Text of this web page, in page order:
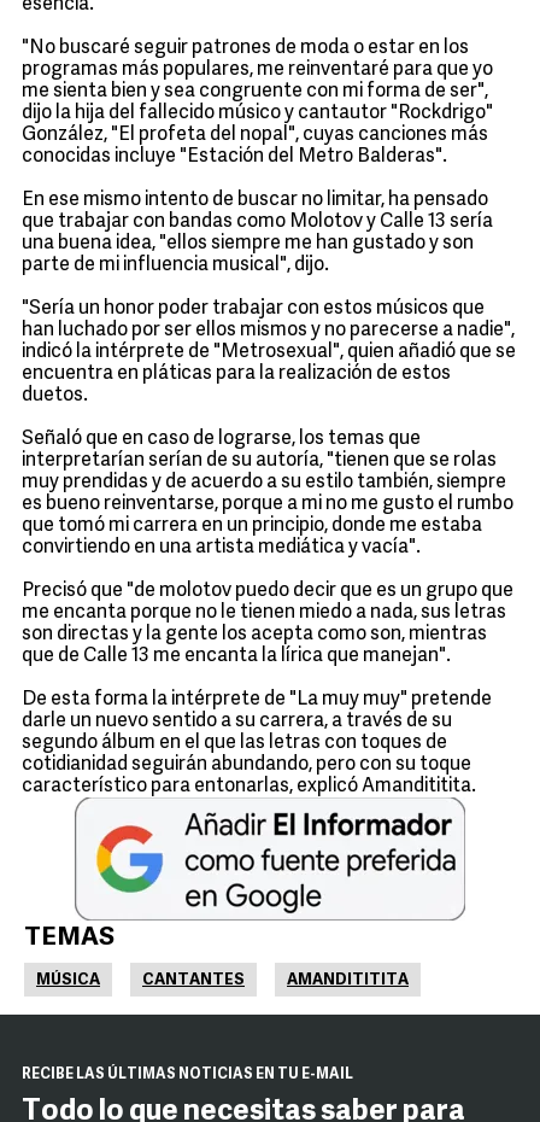
esencia.
"No buscaré seguir patrones de moda o estar en los
programas más populares, me reinventaré para que yo
me sienta bien y sea congruente con mi forma de ser",
dijo la hija del fallecido músico y cantautor "Rockdrigo"
González, "El profeta del nopal", cuyas canciones más
conocidas incluye "Estación del Metro Balderas".
En ese mismo intento de buscar no limitar, ha pensado
que trabajar con bandas como Molotov y Calle 13 sería
una buena idea, "ellos siempre me han gustado y son
parte de mi influencia musical", dijo.
"Sería un honor poder trabajar con estos músicos que
han luchado por ser ellos mismos y no parecerse a nadie",
indicó la intérprete de "Metrosexual", quien añadió que se
encuentra en pláticas para la realización de estos
duetos.
Señaló que en caso de lograrse, los temas que
interpretarían serían de su autoría, "tienen que se rolas
muy prendidas y de acuerdo a su estilo también, siempre
es bueno reinventarse, porque a mi no me gusto el rumbo
que tomó mi carrera en un principio, donde me estaba
convirtiendo en una artista mediática y vacía".
Precisó que "de molotov puedo decir que es un grupo que
me encanta porque no le tienen miedo a nada, sus letras
son directas y la gente los acepta como son, mientras
que de Calle 13 me encanta la lírica que manejan".
De esta forma la intérprete de "La muy muy" pretende
darle un nuevo sentido a su carrera, a través de su
segundo álbum en el que las letras con toques de
cotidianidad seguirán abundando, pero con su toque
característico para entonarlas, explicó Amandititita.
TEMAS
MÚSICA CANTANTES AMANDITITITA
RECIBE LAS ÚLTIMAS NOTICIAS EN TU E-MAIL
Todo lo que necesitas saber para